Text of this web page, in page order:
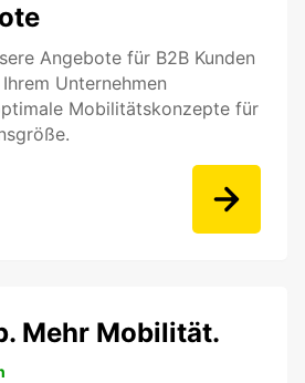
Angebote für B2B Kunden
Unternehmen
Mobilitätskonzepte für
Mehr Mobilität.